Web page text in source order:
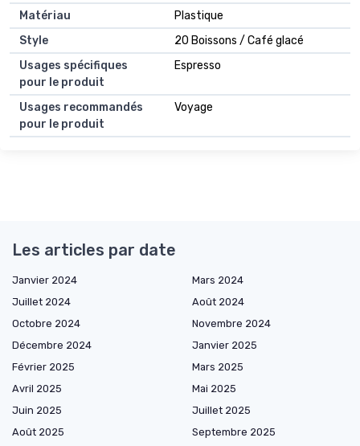
Matériau
Plastique
Style
20 Boissons / Café glacé
Usages spécifiques
pour le produit
Espresso
Usages recommandés
pour le produit
Voyage
Les articles par date
Janvier 2024
Mars 2024
Juillet 2024
Août 2024
Octobre 2024
Novembre 2024
Décembre 2024
Janvier 2025
Février 2025
Mars 2025
Avril 2025
Mai 2025
Juin 2025
Juillet 2025
Août 2025
Septembre 2025